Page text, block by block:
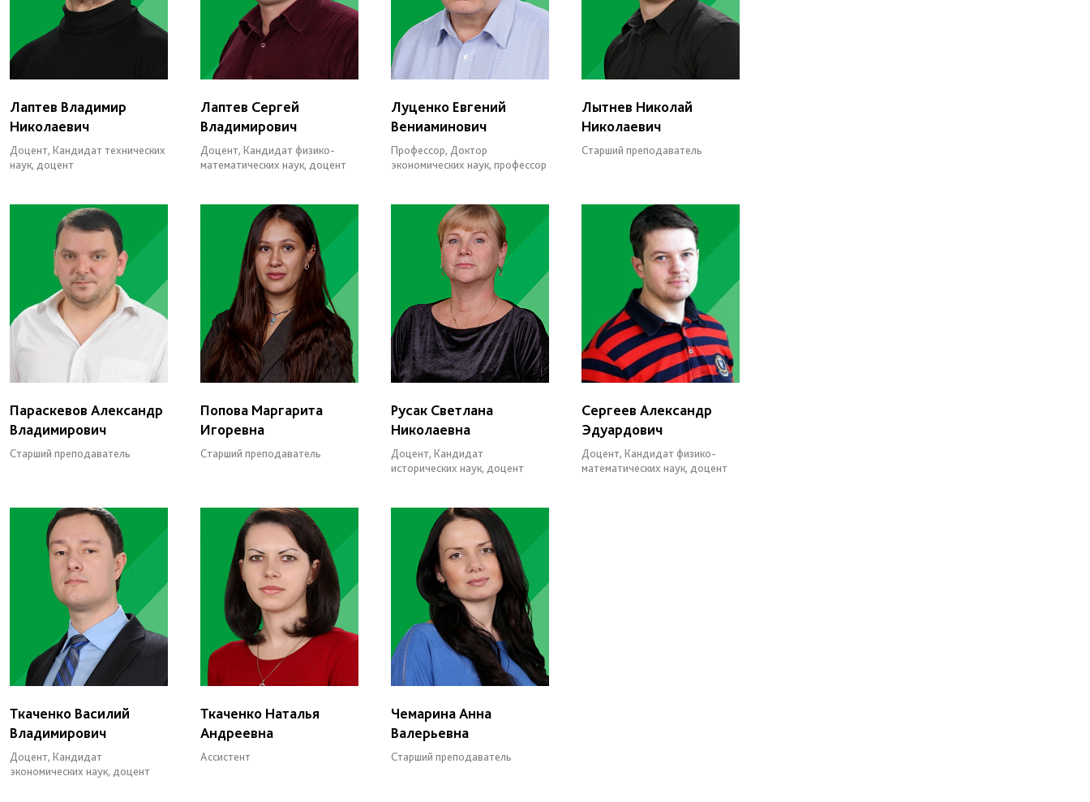
Лаптев Владимир
Николаевич
Доцент, Кандидат технических
наук, доцент
Лаптев Сергей
Владимирович
Доцент, Кандидат физико-
математических наук, доцент
Луценко Евгений
Вениаминович
Профессор, Доктор
экономических наук, профессор
Лытнев Николай
Николаевич
Старший преподаватель
Параскевов Александр
Владимирович
Старший преподаватель
Попова Маргарита
Игоревна
Старший преподаватель
Русак Светлана
Николаевна
Доцент, Кандидат
исторических наук, доцент
Сергеев Александр
Эдуардович
Доцент, Кандидат физико-
математических наук, доцент
Ткаченко Василий
Владимирович
Доцент, Кандидат
экономических наук, доцент
Ткаченко Наталья
Андреевна
Ассистент
Чемарина Анна
Валерьевна
Старший преподаватель